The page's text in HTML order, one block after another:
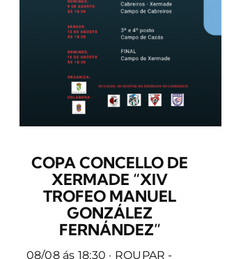
COPA CONCELLO DE
XERMADE “XIV
TROFEO MANUEL
GONZÁLEZ
FERNÁNDEZ”
08/08 ás 18:30 · ROUPAR -